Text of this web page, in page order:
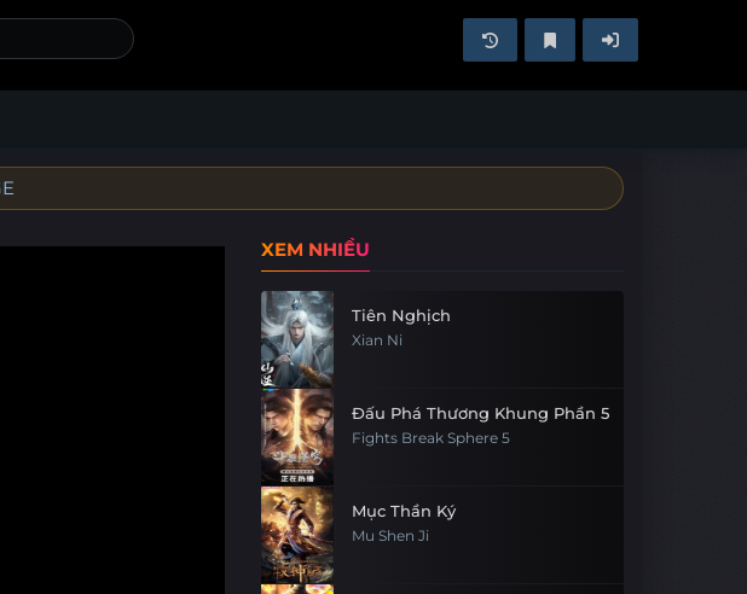
XEM NHIỀU
Tiên Nghịch
Xian Ni
Đấu Phá Thương Khung Phần 5
Fights Break Sphere 5
Mục Thần Ký
Mu Shen Ji